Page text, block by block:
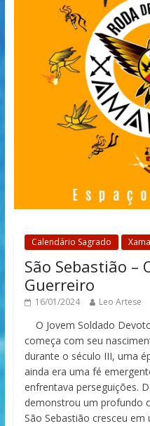
Calendário Sagrado
São Sebastião –
Guerreiro
16/01/2024 Leo Artese
O Jovem Soldado
começa com seu
durante o século III, uma
ainda era uma fé
enfrentava perseguições.
demonstrou um profundo
São Sebastião cresceu